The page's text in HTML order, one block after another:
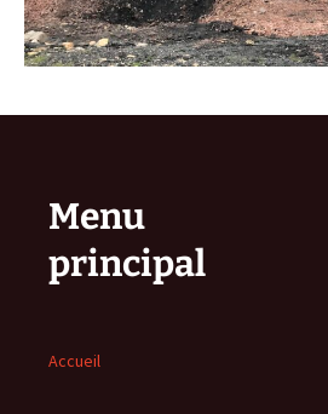
Menu
principal
Accueil